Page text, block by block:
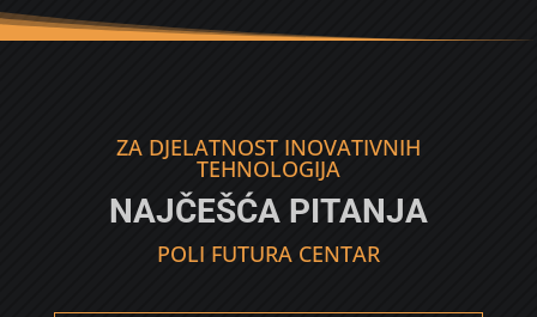
ZA DJELATNOST INOVATIVNIH
TEHNOLOGIJA
NAJČEŠĆA PITANJA
POLI FUTURA CENTAR